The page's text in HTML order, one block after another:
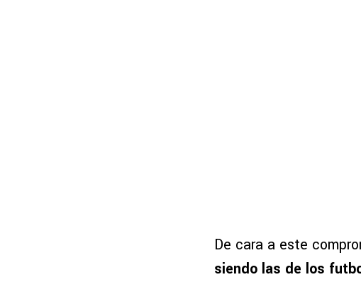
De cara a este
siendo las de los